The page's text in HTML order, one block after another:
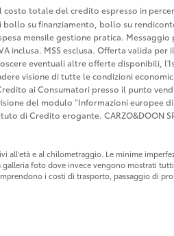
costo totale del credito espresso in
su finanziamento, bollo su
mensile gestione pratica.
inclusa. MSS esclusa. Offerta valida per
eventuali altre offerte disponibili,
visione di tutte le condizioni
ai Consumatori presso il punto
del modulo "Informazioni europee
di Credito erogante. CARZO&DOON
all'età e al chilometraggio. Le minime
foto dove invece vengono mostrati
i costi di trasporto, passaggio di